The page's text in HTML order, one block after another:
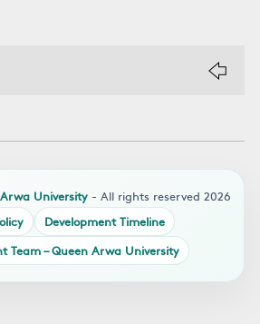
University - All rights reserved 2026
Development Timeline
Team – Queen Arwa University